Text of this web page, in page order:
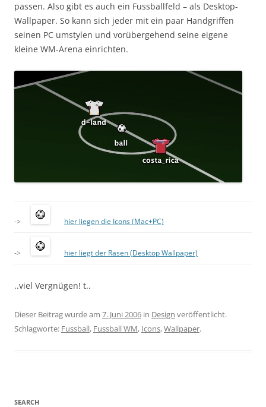
passen. Also gibt es auch ein Fussballfeld – als Desktop-
Wallpaper. So kann sich jeder mit ein paar Handgriffen
seinen PC umstylen und vorübergehend seine eigene
kleine WM-Arena einrichten.
-> hier liegen die Icons (Mac+PC)
-> hier liegt der Rasen (Desktop Wallpaper)
..viel Vergnügen! t..
Dieser Beitrag wurde am 7. Juni 2006 in Design veröffentlicht.
Schlagworte: Fussball, Fussball WM, Icons,Wallpaper.
SEARCH